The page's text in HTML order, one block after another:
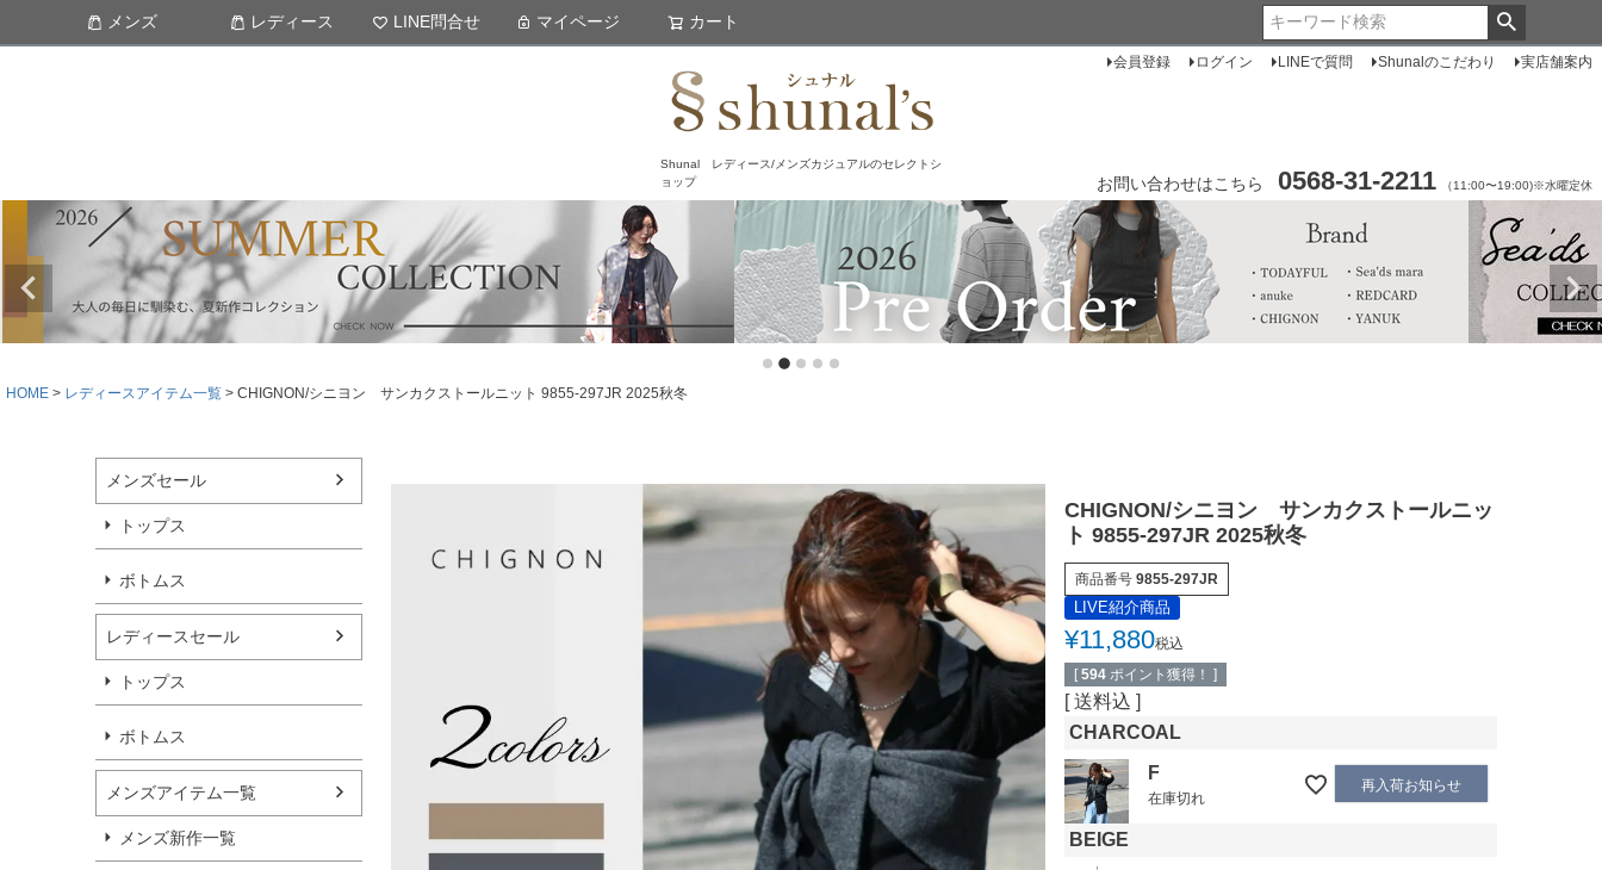
Shunal レディース/メンズカジュアルのセレクトシ
ョップ
会員登録 ログイン LINEで質問 Shunalのこだわり 実店舗案内
お問い合わせはこちら 0568-31-2211 （11:00〜19:00)※水曜定休
メンズ レディース LINE問合せ マイページ カート
HOME レディースアイテム一覧 CHIGNON/シニヨン サンカクストールニット 9855-297JR 2025秋冬
メンズセール
トップス
ボトムス
レディースセール
トップス
ボトムス
メンズアイテム一覧
メンズ新作一覧
CHIGNON/シニヨン サンカクストールニッ
ト 9855-297JR 2025秋冬
商品番号 9855-297JR
LIVE紹介商品
¥11,880税込
[ 594 ポイント獲得！ ]
送料込
CHARCOAL
F
在庫切れ
再入荷お知らせ
BEIGE